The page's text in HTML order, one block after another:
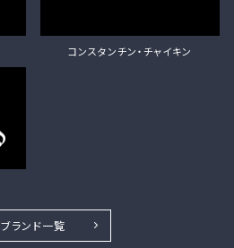
コンスタンチン・チャイキン
ブランド一覧